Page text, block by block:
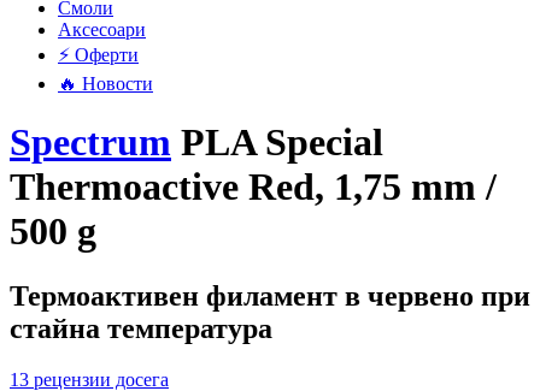
Смоли
Аксесоари
⚡ Оферти
🔥 Новости
Spectrum PLA Special
Thermoactive Red, 1,75 mm /
500 g
Термоактивeн филамент в червено при
стайна температура
13 рецензии досега